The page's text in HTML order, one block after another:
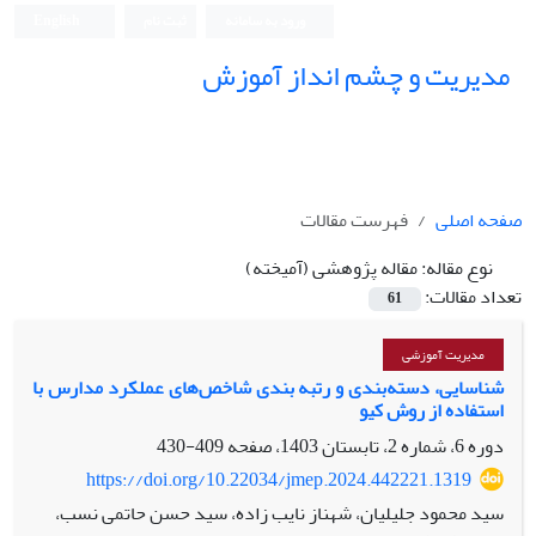
مدیریت و چشم انداز آموزش
صفحه اصلی
فهرست مقالات
نوع مقاله:مقاله پژوهشی (آمیخته)
تعداد مقالات:
61
مدیریت آموزشی
شناسایی، دسته‌بندی و رتبه بندی شاخص‌های عملکرد مدارس با
استفاده از روش کیو
دوره 6، شماره 2، تابستان 1403، صفحه
409-430
https://doi.org/10.22034/jmep.2024.442221.1319
سید محمود جلیلیان، شهناز نایب زاده، سید حسن حاتمی نسب،